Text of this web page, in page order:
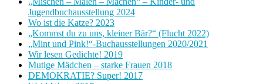
Jugendbuchausstellung 2024
Wo ist die Katze? 2023
„Kommst du zu uns, kleiner Bär?“ (Flucht 2022)
„Mint und Pink!“-Buchausstellungen 2020/2021
Wir lesen Gedichte! 2019
Mutige Mädchen – starke Frauen 2018
DEMOKRATIE? Super! 2017